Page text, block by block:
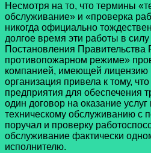
Несмотря на то, что термины
обслуживание» и «проверка
никогда официально
долгое время эти работы в
Постановления
противопожарном режиме»
компанией, имеющей
организация привела к тому,
предприятия для обеспечения
один договор на оказание
техническому обслуживанию с
поручал и проверку
обслуживание фактически
исполнителю.